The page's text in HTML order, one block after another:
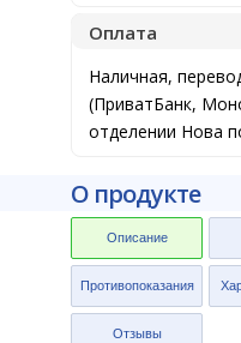
Оплата
Наличная,
(ПриватБанк,
отделении Нова
Описание
О продукте
Противопоказания
Отзывы